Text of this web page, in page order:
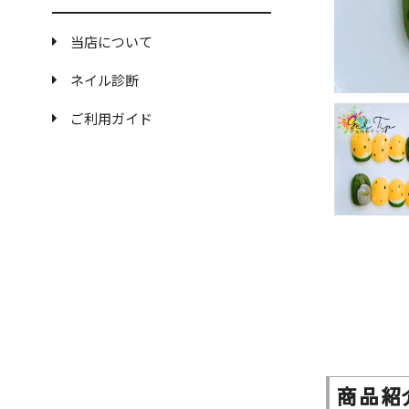
商品紹
当店について
ネイル診断
ご利用ガイド